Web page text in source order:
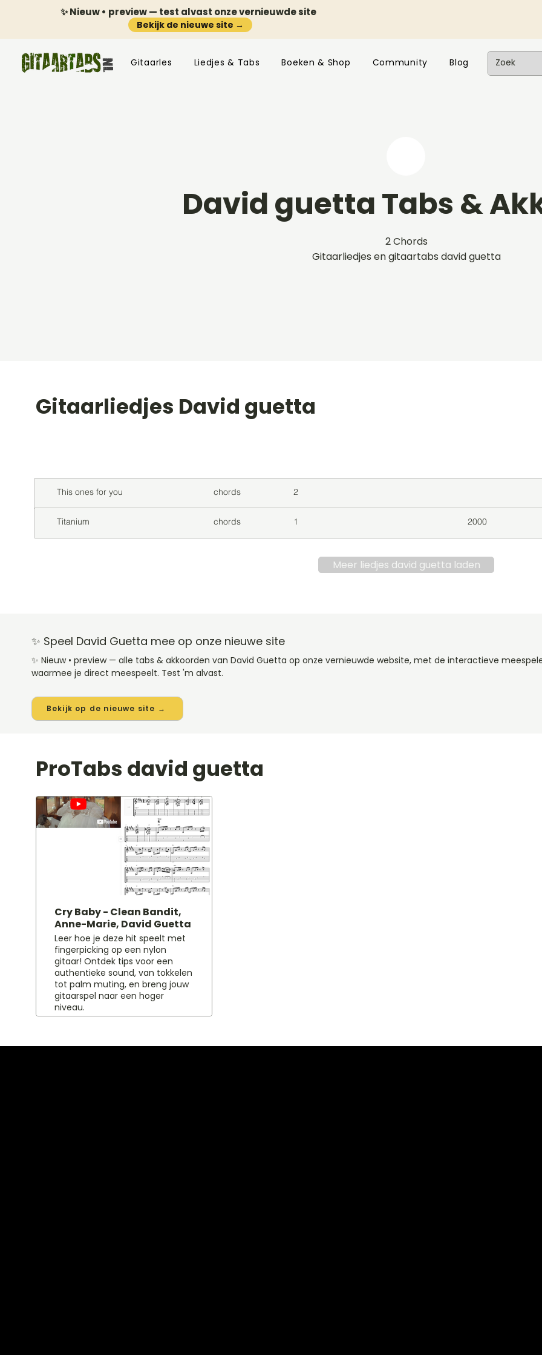
✨ Nieuw • preview — test alvast onze vernieuwde site
Bekijk de nieuwe site →
Gitaarles Liedjes & Tabs Boeken & Shop Community Blog
David guetta Tabs &
2 Chords
Gitaarliedjes en gitaartabs david guetta
Gitaarliedjes David guetta
This ones for you chords 2
Titanium chords 1 2000
Meer liedjes david guetta laden
✨ Speel David Guetta mee op onze nieuwe site
✨ Nieuw • preview — alle tabs & akkoorden van David Guetta op onze vernieuwde website, met de interactieve
waarmee je direct meespeelt. Test 'm alvast.
Bekijk op de nieuwe site →
ProTabs david guetta
Cry Baby - Clean Bandit,
Anne-Marie, David Guetta
Leer hoe je deze hit speelt met
fingerpicking op een nylon
gitaar! Ontdek tips voor een
authentieke sound, van tokkelen
tot palm muting, en breng jouw
gitaarspel naar een hoger
niveau.